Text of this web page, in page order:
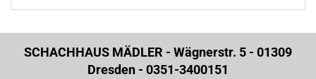
SCHACHHAUS MÄDLER - Wägnerstr. 5 - 01309
Dresden - 0351-3400151